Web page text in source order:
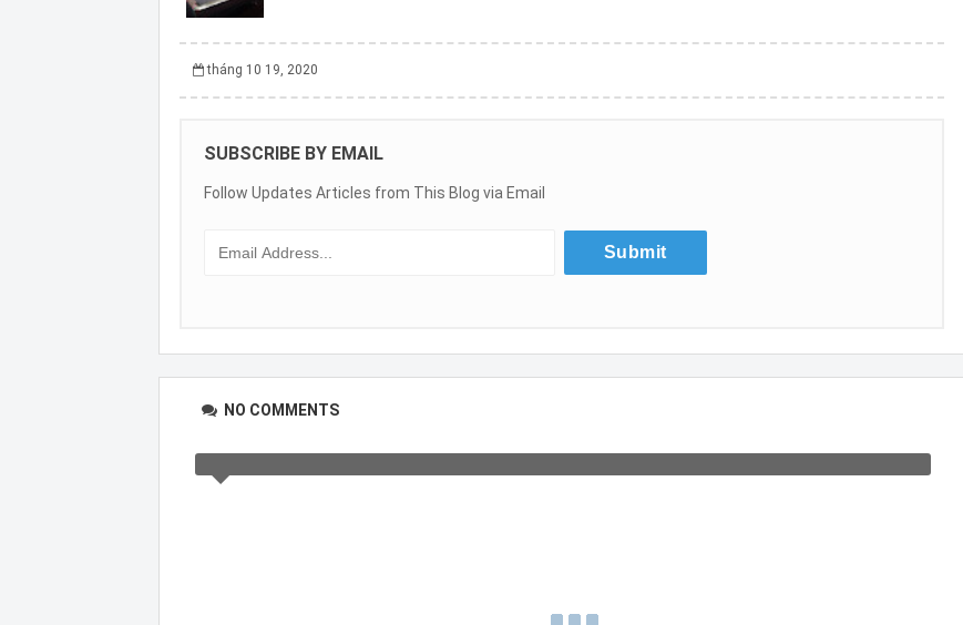
tháng 10 19, 2020
SUBSCRIBE BY EMAIL
Follow Updates Articles from This Blog via Email
NO COMMENTS